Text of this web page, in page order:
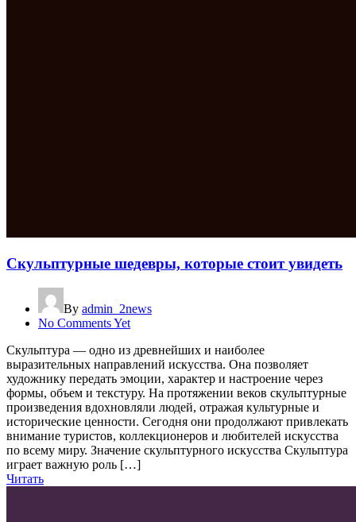
Скульптурные шедевры, которые стоит увидеть
By admin_2news
No Comments Yet
Скульптура — одно из древнейших и наиболее
выразительных направлений искусства. Она позволяет
художнику передать эмоции, характер и настроение через
формы, объем и текстуру. На протяжении веков скульптурные
произведения вдохновляли людей, отражая культурные и
исторические ценности. Сегодня они продолжают привлекать
внимание туристов, коллекционеров и любителей искусства
по всему миру. Значение скульптурного искусства Скульптура
играет важную роль […]
Читать